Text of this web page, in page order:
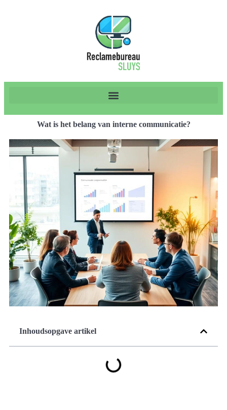
Wat is het belang van interne communicatie?
Inhoudsopgave artikel